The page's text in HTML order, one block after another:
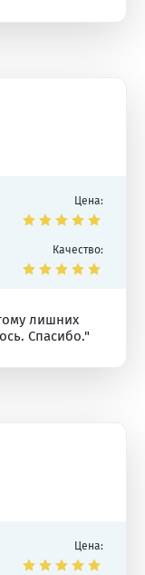
Цена:
Качество:
лишних
Спасибо."
Цена: